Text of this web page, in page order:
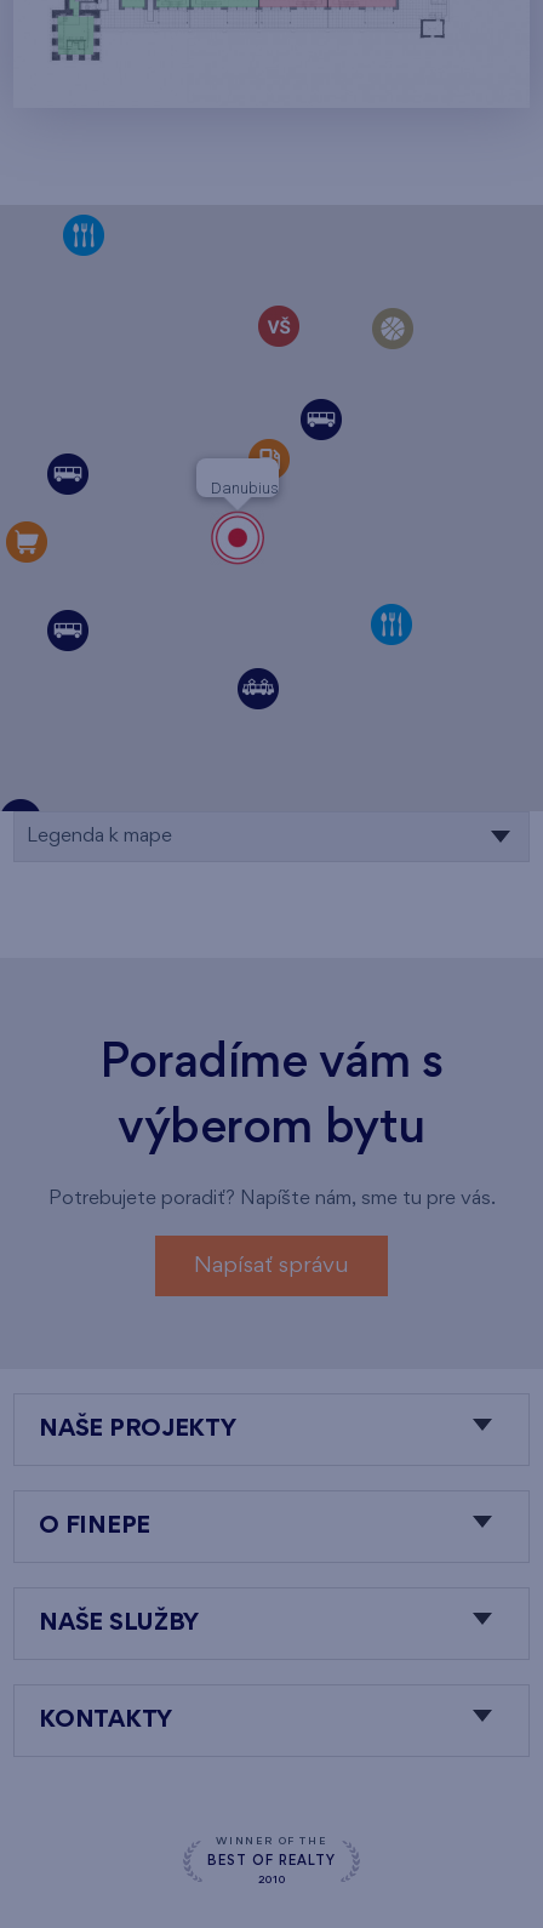
Danubius
Legenda k mape
Poradíme vám s
výberom bytu
Potrebujete poradiť? Napíšte nám, sme tu pre vás.
Napísať správu
NAŠE PROJEKTY
O FINEPE
NAŠE SLUŽBY
KONTAKTY
WINNER OF THE
BEST OF REALTY
2010